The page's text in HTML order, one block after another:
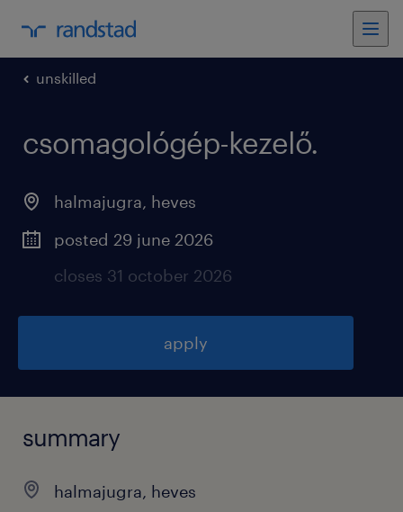
unskilled
csomagológép-kezelő.
halmajugra, heves
posted 29 june 2026
closes 31 october 2026
apply
summary
halmajugra, heves